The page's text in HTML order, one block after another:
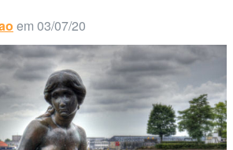
em 03/07/20